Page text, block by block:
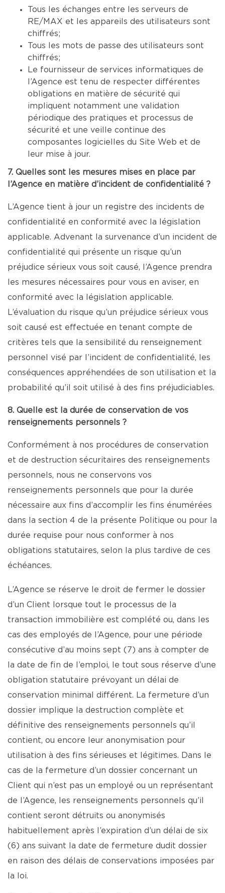
Tous les échanges entre les serveurs de
RE/MAX et les appareils des utilisateurs sont
chiffrés;
Tous les mots de passe des utilisateurs sont
chiffrés;
Le fournisseur de services informatiques de
l’Agence est tenu de respecter différentes
obligations en matière de sécurité qui
impliquent notamment une validation
périodique des pratiques et processus de
sécurité et une veille continue des
composantes logicielles du Site Web et de
leur mise à jour.
7. Quelles sont les mesures mises en place par
l’Agence en matière d’incident de confidentialité ?
L’Agence tient à jour un registre des incidents de
confidentialité en conformité avec la législation
applicable. Advenant la survenance d’un incident de
confidentialité qui présente un risque qu’un
préjudice sérieux vous soit causé, l’Agence prendra
les mesures nécessaires pour vous en aviser, en
conformité avec la législation applicable.
L’évaluation du risque qu’un préjudice sérieux vous
soit causé est effectuée en tenant compte de
critères tels que la sensibilité du renseignement
personnel visé par l’incident de confidentialité, les
conséquences appréhendées de son utilisation et la
probabilité qu’il soit utilisé à des fins préjudiciables.
8. Quelle est la durée de conservation de vos
renseignements personnels ?
Conformément à nos procédures de conservation
et de destruction sécuritaires des renseignements
personnels, nous ne conservons vos
renseignements personnels que pour la durée
nécessaire aux fins d’accomplir les fins énumérées
dans la section 4 de la présente Politique ou pour la
durée requise pour nous conformer à nos
obligations statutaires, selon la plus tardive de ces
échéances.
L’Agence se réserve le droit de fermer le dossier
d’un Client lorsque tout le processus de la
transaction immobilière est complété ou, dans les
cas des employés de l’Agence, pour une période
consécutive d’au moins sept (7) ans à compter de
la date de fin de l’emploi, le tout sous réserve d’une
obligation statutaire prévoyant un délai de
conservation minimal différent. La fermeture d’un
dossier implique la destruction complète et
définitive des renseignements personnels qu’il
contient, ou encore leur anonymisation pour
utilisation à des fins sérieuses et légitimes. Dans le
cas de la fermeture d’un dossier concernant un
Client qui n’est pas un employé ou un représentant
de l’Agence, les renseignements personnels qu’il
contient seront détruits ou anonymisés
habituellement après l’expiration d’un délai de six
(6) ans suivant la date de fermeture dudit dossier
en raison des délais de conservations imposées par
la loi.